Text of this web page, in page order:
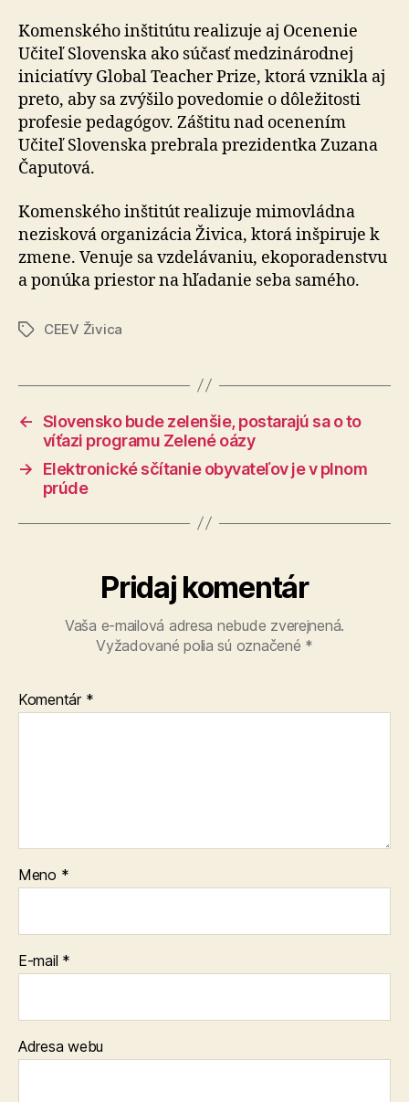
Komenského inštitútu realizuje aj Ocenenie
Učiteľ Slovenska ako súčasť medzinárodnej
iniciatívy Global Teacher Prize, ktorá vznikla aj
preto, aby sa zvýšilo povedomie o dôležitosti
profesie pedagógov. Záštitu nad ocenením
Učiteľ Slovenska prebrala prezidentka Zuzana
Čaputová.
Komenského inštitút realizuje mimovládna
nezisková organizácia Živica, ktorá inšpiruje k
zmene. Venuje sa vzdelávaniu, ekoporadenstvu
a ponúka priestor na hľadanie seba samého.
ZnačkyCEEV Živica
← Slovensko bude zelenšie, postarajú sa o to
víťazi programu Zelené oázy
→
Elektronické sčítanie obyvateľov je v plnom
prúde
Pridaj komentár
Vaša e-mailová adresa nebude zverejnená.
Vyžadované polia sú označené *
Komentár *
Meno *
E-mail *
Adresa webu